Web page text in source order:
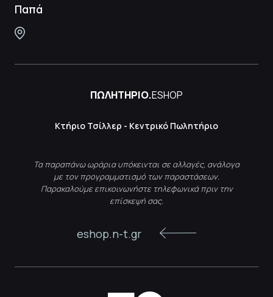
Παπά
ΠΩΛΗΤΗΡΙΟ.ESHOP
Κτήριο Τσίλλερ - Κεντρικό Πωλητήριο
Τα παραπάνω ωράρια υπόκεινται σε αλλαγές, ανάλογα
με τον προγραμματισμό των παραστάσεων.
Παρακαλούμε επικοινωνήστε τηλεφωνικά πριν την
επίσκεψή σας.
eshop.n-t.gr